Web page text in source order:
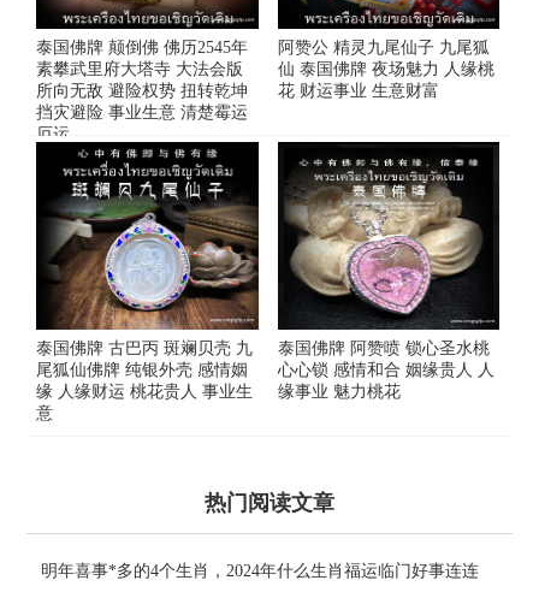
泰国佛牌 颠倒佛 佛历2545年
素攀武里府大塔寺 大法会版
所向无敌 避险权势 扭转乾坤
挡灾避险 事业生意 清楚霉运
厄运
阿赞公 精灵九尾仙子 九尾狐
仙 泰国佛牌 夜场魅力 人缘桃
花 财运事业 生意财富
泰国佛牌 古巴丙 斑斓贝壳 九
尾狐仙佛牌 纯银外壳 感情姻
缘 人缘财运 桃花贵人 事业生
意
泰国佛牌 阿赞喷 锁心圣水桃
心心锁 感情和合 姻缘贵人 人
缘事业 魅力桃花
热门阅读文章
明年喜事*多的4个生肖，2024年什么生肖福运临门好事连连